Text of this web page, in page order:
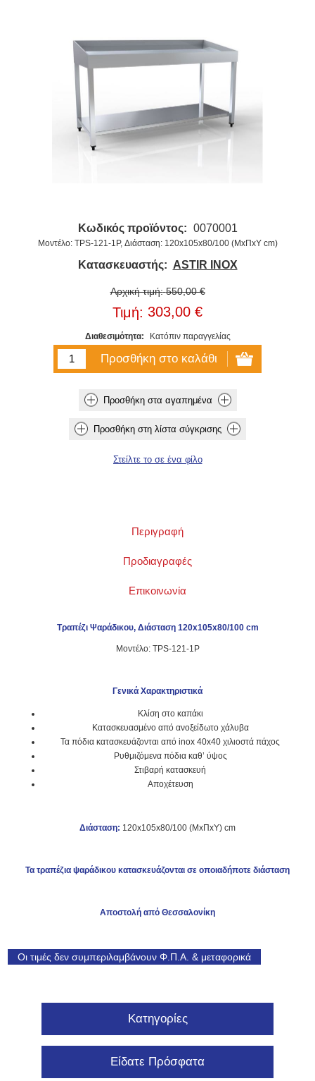
Κωδικός προϊόντος: 0070001
Μοντέλο: TPS-121-1P, Διάσταση: 120x105x80/100 (ΜxΠxΥ cm)
Κατασκευαστής: ASTIR INOX
Αρχική τιμή: 550,00 €
Τιμή: 303,00 €
Διαθεσιμότητα: Κατόπιν παραγγελίας
Περιγραφή
Προδιαγραφές
Επικοινωνία
Τραπέζι Ψαράδικου, Διάσταση 120x105x80/100 cm
Μοντέλο: TPS-121-1P
Γενικά Χαρακτηριστικά
Κλίση στο καπάκι
Κατασκευασμένο από ανοξείδωτο χάλυβα
Τα πόδια κατασκευάζονται από inox 40x40 χιλιοστά πάχος
Ρυθμιζόμενα πόδια καθ’ ύψος
Στιβαρή κατασκευή
Αποχέτευση
Διάσταση: 120x105x80/100 (ΜxΠxΥ) cm
Τα τραπέζια ψαράδικου κατασκευάζονται σε οποιαδήποτε διάσταση
Αποστολή από Θεσσαλονίκη
Οι τιμές δεν συμπεριλαμβάνουν Φ.Π.Α. & μεταφορικά
Κατηγορίες
Είδατε Πρόσφατα